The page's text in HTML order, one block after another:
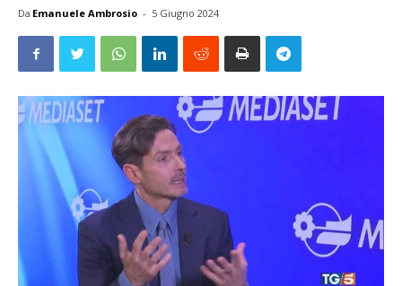
Da Emanuele Ambrosio - 5 Giugno 2024